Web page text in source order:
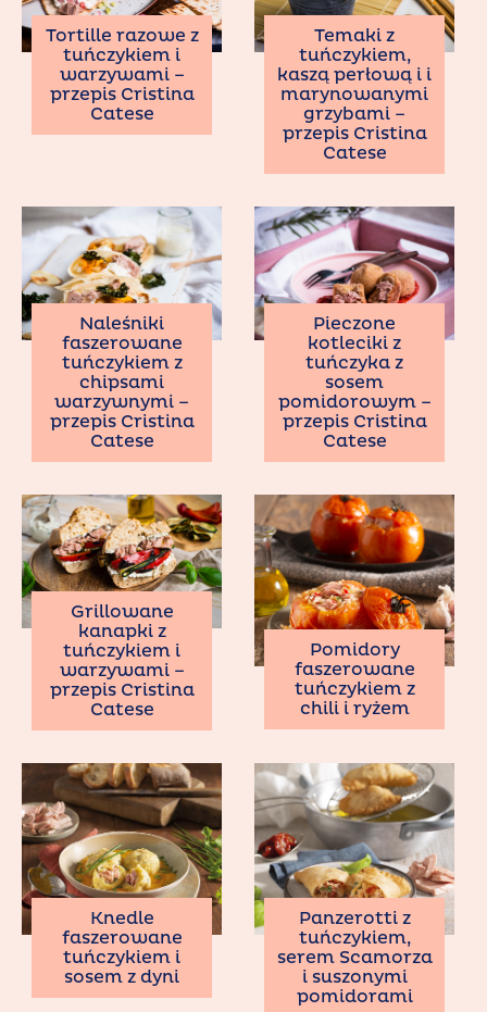
Tortille razowe z
tuńczykiem i
warzywami –
przepis Cristina
Catese
Temaki z
tuńczykiem,
kaszą perłową i i
marynowanymi
grzybami –
przepis Cristina
Catese
Naleśniki
faszerowane
tuńczykiem z
chipsami
warzywnymi –
przepis Cristina
Catese
Pieczone
kotleciki z
tuńczyka z
sosem
pomidorowym –
przepis Cristina
Catese
Grillowane
kanapki z
tuńczykiem i
warzywami –
przepis Cristina
Catese
Pomidory
faszerowane
tuńczykiem z
chili i ryżem
Knedle
faszerowane
tuńczykiem i
sosem z dyni
Panzerotti z
tuńczykiem,
serem Scamorza
i suszonymi
pomidorami